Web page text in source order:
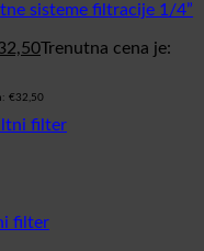
sisteme filtracije 1/4”
Trenutna cena je:
€32,50
filter